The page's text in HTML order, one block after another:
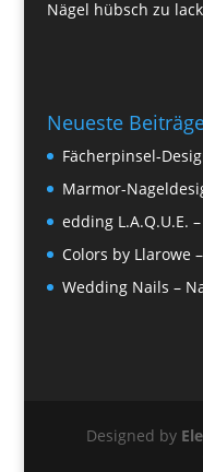
Nägel hübsch zu
Neueste
Fächerpinsel-
Marmor-
edding L.A.Q.U.E.
Colors by Llarowe
Wedding Nails –
Designed by